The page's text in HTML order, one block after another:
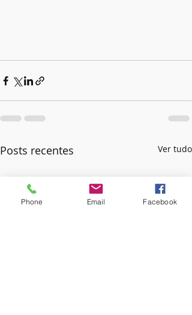
Posts recentes Ver tudo
Phone Email Facebook